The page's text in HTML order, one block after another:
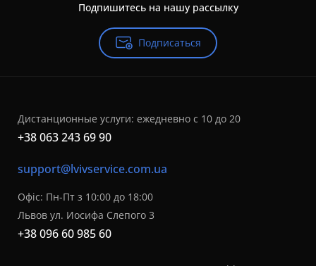
Подпишитесь на нашу рассылку
Подписаться
Дистанционные услуги: ежедневно с 10 до 20
+38 063 243 69 90
support@lvivservice.com.ua
Офіс: Пн-Пт з 10:00 до 18:00
Львов ул. Иосифа Слепого 3
+38 096 60 985 60